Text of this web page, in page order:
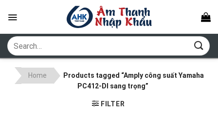
Search
for:
Home
Products tagged “Amply công suất Yamaha
PC412-DI sang trọng”
FILTER